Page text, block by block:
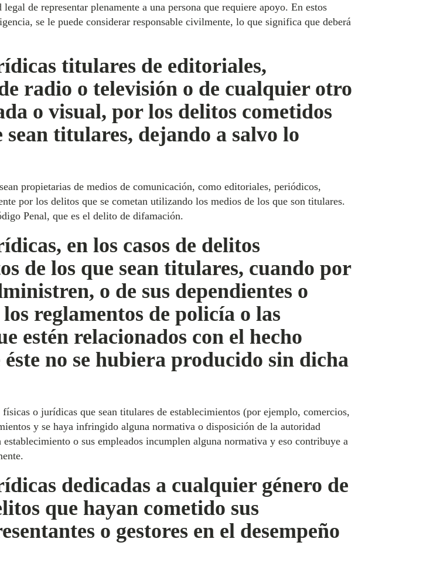
de representar plenamente a una persona que requiere apoyo. En estos
se le puede considerar responsable civilmente, lo que significa que deberá
titulares de editoriales,
radio o televisión o de cualquier otro
o visual, por los delitos cometidos
titulares, dejando a salvo lo
propietarias de medios de comunicación, como editoriales, periódicos,
por los delitos que se cometan utilizando los medios de los que son titulares.
Penal, que es el delito de difamación.
en los casos de delitos
de los que sean titulares, cuando por
o de sus dependientes o
reglamentos de policía o las
estén relacionados con el hecho
no se hubiera producido sin dicha
o jurídicas que sean titulares de establecimientos (por ejemplo, comercios,
y se haya infringido alguna normativa o disposición de la autoridad
o sus empleados incumplen alguna normativa y eso contribuye a
dedicadas a cualquier género de
que hayan cometido sus
o gestores en el desempeño